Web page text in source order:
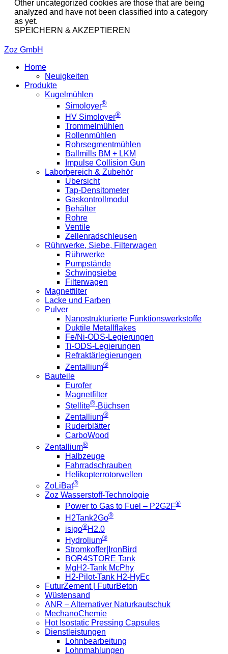
Other uncategorized cookies are those that are being
analyzed and have not been classified into a category
as yet.
SPEICHERN & AKZEPTIEREN
Zoz GmbH
Home
Neuigkeiten
Produkte
Kugelmühlen
Simoloyer®
HV Simoloyer®
Trommelmühlen
Rollenmühlen
Rohrsegmentmühlen
Ballmills BM + LKM
Impulse Collision Gun
Laborbereich & Zubehör
Übersicht
Tap-Densitometer
Gaskontrollmodul
Behälter
Rohre
Ventile
Zellenradschleusen
Rührwerke, Siebe, Filterwagen
Rührwerke
Pumpstände
Schwingsiebe
Filterwagen
Magnetfilter
Lacke und Farben
Pulver
Nanostrukturierte Funktionswerkstoffe
Duktile Metallflakes
Fe/Ni-ODS-Legierungen
Ti-ODS-Legierungen
Refraktärlegierungen
Zentallium®
Bauteile
Eurofer
Magnetfilter
Stellite®-Büchsen
Zentallium®
Ruderblätter
CarboWood
Zentallium®
Halbzeuge
Fahrradschrauben
Helikopterrotorwellen
ZoLiBat®
Zoz Wasserstoff-Technologie
Power to Gas to Fuel – P2G2F®
H2Tank2Go®
isigo®H2.0
Hydrolium®
Stromkoffer|IronBird
BOR4STORE Tank
MgH2-Tank McPhy
H2-Pilot-Tank H2-HyEc
FuturZement | FuturBeton
Wüstensand
ANR – Alternativer Naturkautschuk
MechanoChemie
Hot Isostatic Pressing Capsules
Dienstleistungen
Lohnbearbeitung
Lohnmahlungen